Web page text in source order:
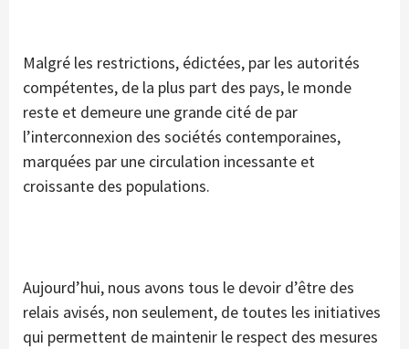
Malgré les restrictions, édictées, par les autorités
compétentes, de la plus part des pays, le monde
reste et demeure une grande cité de par
l’interconnexion des sociétés contemporaines,
marquées par une circulation incessante et
croissante des populations.
Aujourd’hui, nous avons tous le devoir d’être des
relais avisés, non seulement, de toutes les initiatives
qui permettent de maintenir le respect des mesures